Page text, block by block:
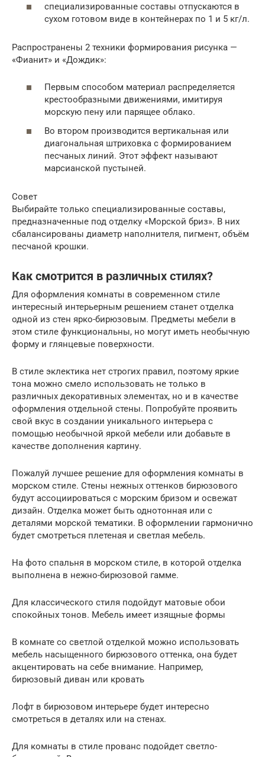
специализированные составы отпускаются в
сухом готовом виде в контейнерах по 1 и 5 кг/л.
Распространены 2 техники формирования рисунка —
«Фианит» и «Дождик»:
Первым способом материал распределяется
крестообразными движениями, имитируя
морскую пену или парящее облако.
Во втором производится вертикальная или
диагональная штриховка с формированием
песчаных линий. Этот эффект называют
марсианской пустыней.
Совет
Выбирайте только специализированные составы,
предназначенные под отделку «Морской бриз». В них
сбалансированы диаметр наполнителя, пигмент, объём
песчаной крошки.
Как смотрится в различных стилях?
Для оформления комнаты в современном стиле
интересный интерьерным решением станет отделка
одной из стен ярко-бирюзовым. Предметы мебели в
этом стиле функциональны, но могут иметь необычную
форму и глянцевые поверхности.
В стиле эклектика нет строгих правил, поэтому яркие
тона можно смело использовать не только в
различных декоративных элементах, но и в качестве
оформления отдельной стены. Попробуйте проявить
свой вкус в создании уникального интерьера с
помощью необычной яркой мебели или добавьте в
качестве дополнения картину.
Пожалуй лучшее решение для оформления комнаты в
морском стиле. Стены нежных оттенков бирюзового
будут ассоциироваться с морским бризом и освежат
дизайн. Отделка может быть однотонная или с
деталями морской тематики. В оформлении гармонично
будет смотреться плетеная и светлая мебель.
На фото спальня в морском стиле, в которой отделка
выполнена в нежно-бирюзовой гамме.
Для классического стиля подойдут матовые обои
спокойных тонов. Мебель имеет изящные формы
В комнате со светлой отделкой можно использовать
мебель насыщенного бирюзового оттенка, она будет
акцентировать на себе внимание. Например,
бирюзовый диван или кровать
Лофт в бирюзовом интерьере будет интересно
смотреться в деталях или на стенах.
Для комнаты в стиле прованс подойдет светло-